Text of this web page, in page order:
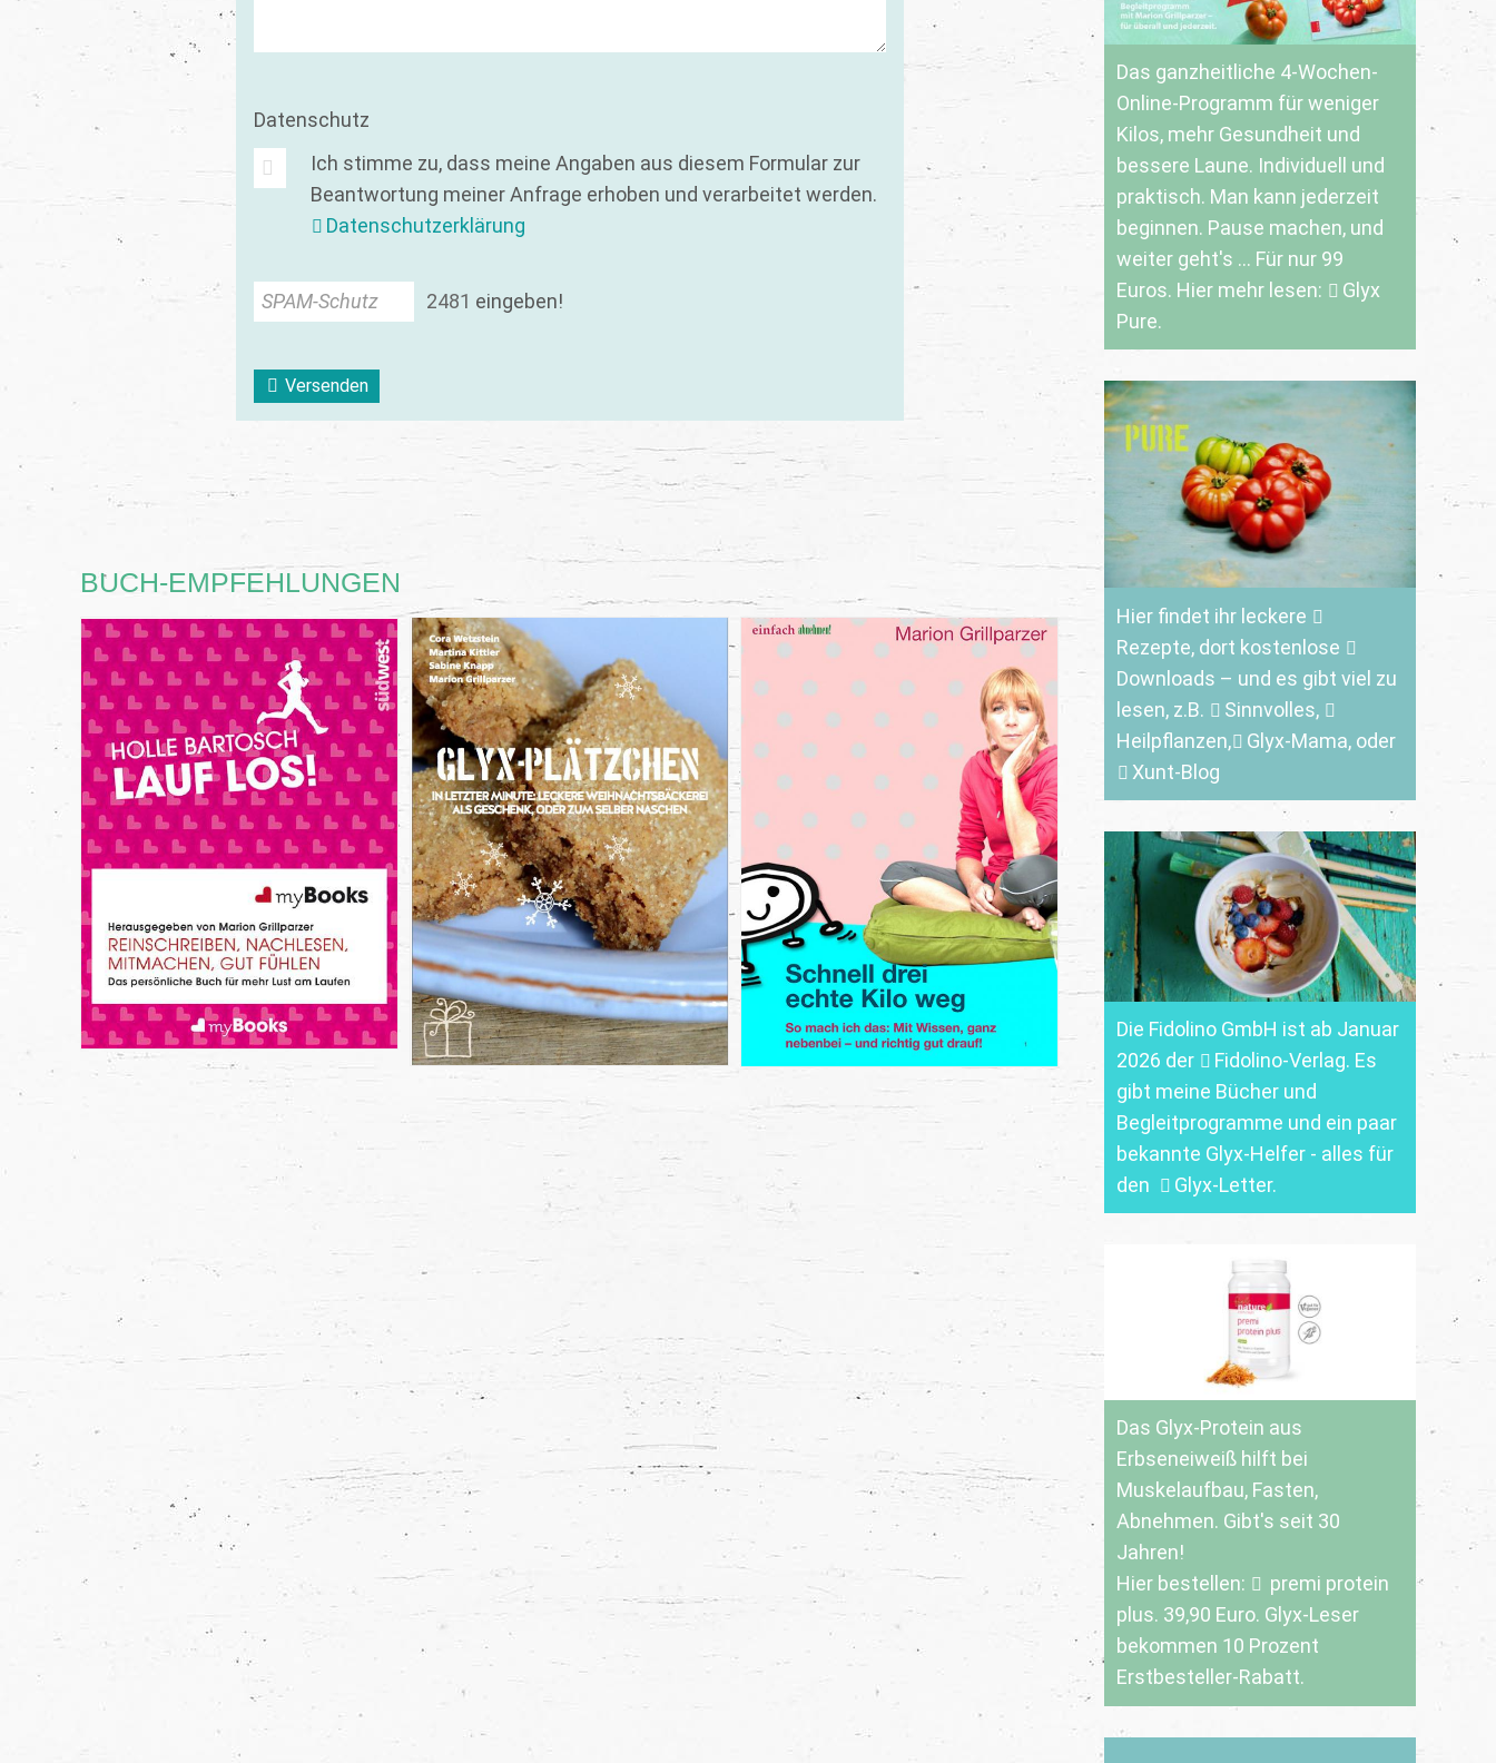
Das ganzheitliche 4-Wochen-
Online-Programm für weniger
Kilos, mehr Gesundheit und
bessere Laune. Individuell und
praktisch. Man kann jederzeit
beginnen. Pause machen, und
weiter geht's ... Für nur 99
Euros. Hier mehr lesen:
Glyx
Pure.
Hier findet ihr leckere
Rezepte, dort kostenlose
Downloads – und es gibt viel zu
lesen, z.B.
Sinnvolles,
Heilpflanzen,
Glyx-Mama, oder
Xunt-Blog
Die Fidolino GmbH ist ab Januar
2026 der
Fidolino-Verlag. Es
gibt meine Bücher und
Begleitprogramme und ein paar
bekannte Glyx-Helfer - alles für
den
Glyx-Letter.
Das Glyx-Protein aus
Erbseneiweiß hilft bei
Muskelaufbau, Fasten,
Abnehmen. Gibt's seit 30
Jahren!
Hier bestellen:
premi protein
plus. 39,90 Euro. Glyx-Leser
bekommen 10 Prozent
Erstbesteller-Rabatt.
Datenschutz
Ich stimme zu, dass meine Angaben aus diesem Formular zur
Beantwortung meiner Anfrage erhoben und verarbeitet werden.
Datenschutzerklärung
SPAM-Schutz 2481 eingeben!
Versenden
BUCH-EMPFEHLUNGEN